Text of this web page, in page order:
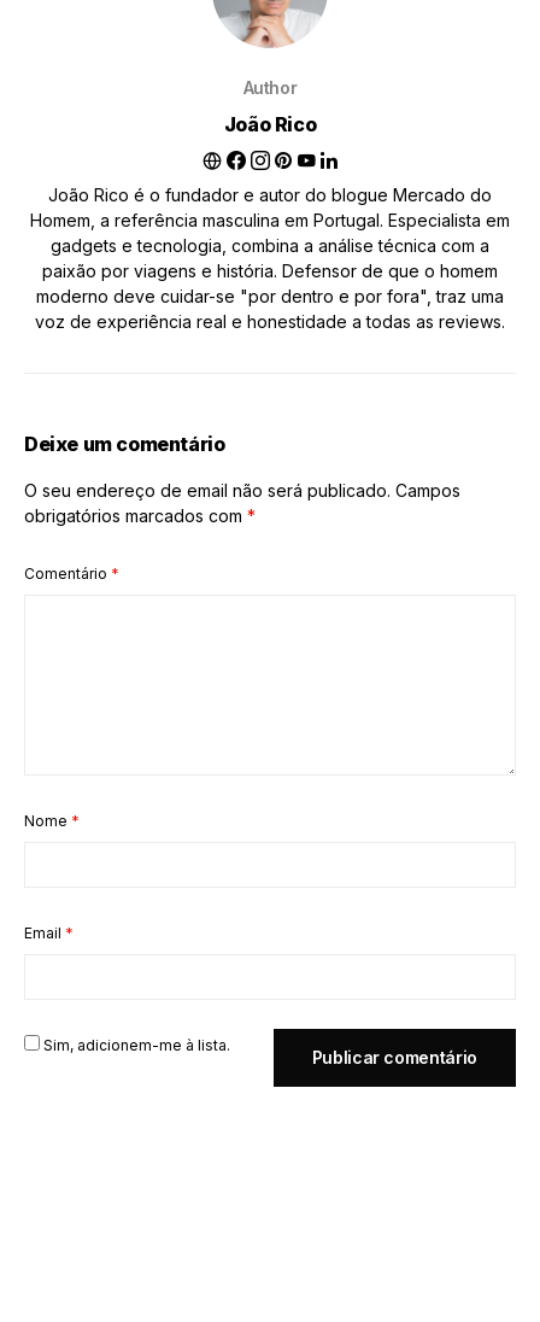
Author
João Rico
João Rico é o fundador e autor do blogue Mercado do
Homem, a referência masculina em Portugal. Especialista em
gadgets e tecnologia, combina a análise técnica com a
paixão por viagens e história. Defensor de que o homem
moderno deve cuidar-se "por dentro e por fora", traz uma
voz de experiência real e honestidade a todas as reviews.
Deixe um comentário
O seu endereço de email não será publicado. Campos
obrigatórios marcados com *
Comentário *
Nome *
Email *
Sim, adicionem-me à lista.